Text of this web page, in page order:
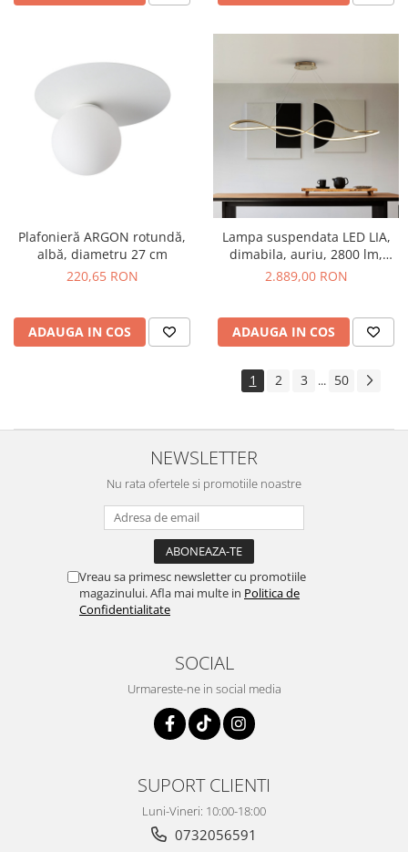
Plafonieră ARGON rotundă,
albă, diametru 27 cm
220,65 RON
ADAUGA IN COS
Lampa suspendata LED LIA,
dimabila, auriu, 2800 lm,
lungime 146 cm - SCHULLER
2.889,00 RON
ADAUGA IN COS
1 2 3 ... 50
NEWSLETTER
Nu rata ofertele si promotiile noastre
Vreau sa primesc newsletter cu promotiile
magazinului. Afla mai multe in Politica de
Confidentialitate
SOCIAL
Urmareste-ne in social media
SUPORT CLIENTI
Luni-Vineri: 10:00-18:00
0732056591